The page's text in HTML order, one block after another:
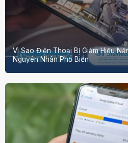
Vì Sao Điện Thoại Bị Giảm Hiệu
Nguyên Nhân Phổ Biến